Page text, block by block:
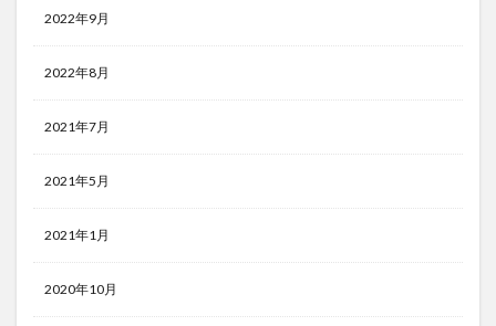
2022年9月
2022年8月
2021年7月
2021年5月
2021年1月
2020年10月